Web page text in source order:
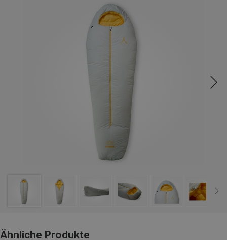
Ähnliche Produkte